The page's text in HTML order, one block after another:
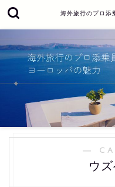
海外旅行のプロ添
―
ウ